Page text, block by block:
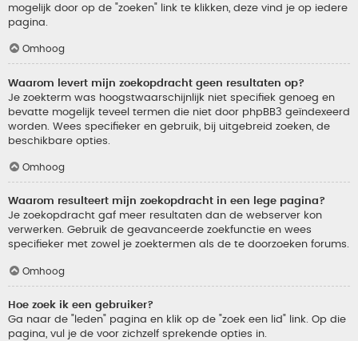
mogelijk door op de "zoeken" link te klikken, deze vind je op iedere
pagina.
Omhoog
Waarom levert mijn zoekopdracht geen resultaten op?
Je zoekterm was hoogstwaarschijnlijk niet specifiek genoeg en
bevatte mogelijk teveel termen die niet door phpBB3 geïndexeerd
worden. Wees specifieker en gebruik, bij uitgebreid zoeken, de
beschikbare opties.
Omhoog
Waarom resulteert mijn zoekopdracht in een lege pagina?
Je zoekopdracht gaf meer resultaten dan de webserver kon
verwerken. Gebruik de geavanceerde zoekfunctie en wees
specifieker met zowel je zoektermen als de te doorzoeken forums.
Omhoog
Hoe zoek ik een gebruiker?
Ga naar de "leden" pagina en klik op de "zoek een lid" link. Op die
pagina, vul je de voor zichzelf sprekende opties in.